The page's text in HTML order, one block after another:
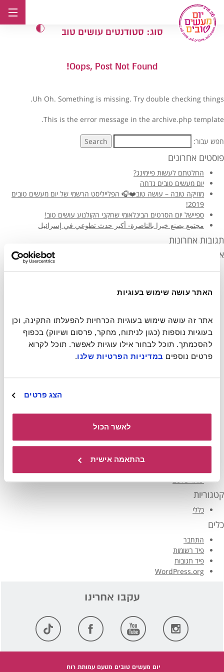
האתר עושה שימוש בעוגיות
פרטים נוספים במדיניות הפרטיות שלנו.
הצג פרטים
לאשר הכול
בהתאמה אישית
לתוכן
סוג: סטודנטים עושים טוב
Oops, Post Not Found!
Uh Oh. Something is missing. Try double checking things.
This is the error message in the archive.php template.
חפש עבור: Search
פוסטים אחרונים
החלטתם לעשות פיימינג?
יום מעשים טובים נדחה
מוזיקה טובה – עושה טוב❤️🎧 הפלייליסט הרשמי של יום מעשים טובים
2019!
ספיישל יום הסרטים הבינלאומי שחקני הקולנוע עושים טוב!
مجتمع يصنع خيرا بالناصرة- أكبر حدث تطوعي في إسرائيل
תגובות אחרונות
ארכיונים
יוני 2021
מרץ 2020
נובמבר 2018
מאי 2018
אפריל 2018
דצמבר 2017
מרץ 2017
מרץ 2016
ינואר 2015
קטגוריות
כללי
כלים
התחבר
פיד רשומות
פיד תגובות
WordPress.org
יום מעשים טובים מטעם עמותת רוח